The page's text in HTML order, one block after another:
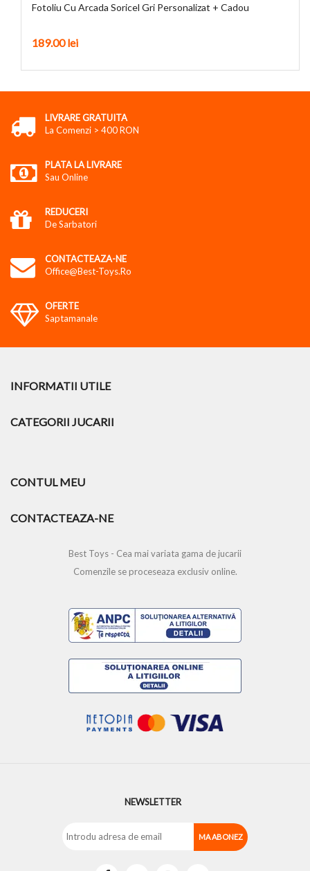
Fotoliu Cu Arcada Soricel Gri Personalizat + Cadou
189.00lei
LIVRARE GRATUITA
La Comenzi > 400 RON
PLATA LA LIVRARE
Sau Online
REDUCERI
De Sarbatori
CONTACTEAZA-NE
Office@best-Toys.ro
OFERTE
Saptamanale
INFORMATII UTILE
CATEGORII JUCARII
CONTUL MEU
CONTACTEAZA-NE
Best Toys - Cea mai variata gama de jucarii
Comenzile se proceseaza exclusiv online.
NEWSLETTER